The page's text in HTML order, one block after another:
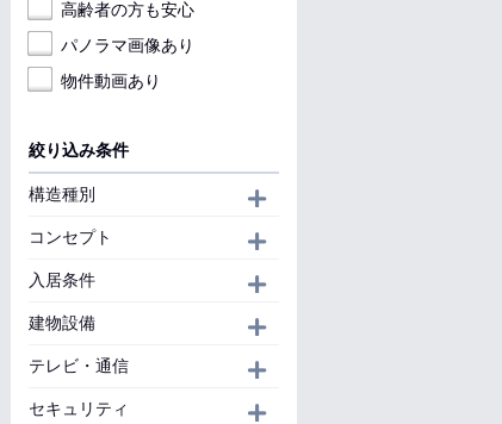
高齢者の方も安心
パノラマ画像あり
物件動画あり
絞り込み条件
構造種別
コンセプト
入居条件
建物設備
テレビ・通信
セキュリティ